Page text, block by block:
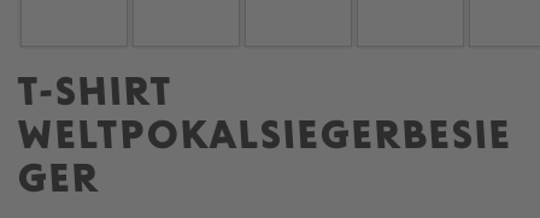
T-SHIRT
WELTPOKALSIEGERBESIE
GER